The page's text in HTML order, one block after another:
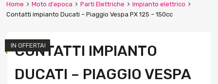
Home Moto d'epoca Parti Elettriche
Impianto elettrico
Contatti impianto Ducati – Piaggio Vespa PX 125 – 150cc
CONTATTI IMPIANTO
DUCATI – PIAGGIO VESPA
IN OFFERTA!